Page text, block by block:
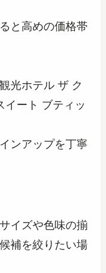
と高めの価格帯
光ホテル ザ ク
イート ブティッ
ンアップを丁寧
イズや色味の揃
補を絞りたい場